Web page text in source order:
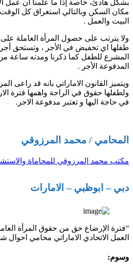
بشكل هادئ، خاصة إذا ما علمنا ان عمل
مكان السكن وبالتالي استغراق كل
البيت والعمل .
ولا يترتب على حصول المرأة العاملة
طفلها اي تخفيض في الأجر ، وتستحق
المشرع للطفل كما ذكرنا ومدته
المدفوعة الأجر .
ويتميز القانون الاماراتي بانه قد راعى
ولطفلها حقوق في الراحة واهمها فترة
في حاجة اليها و تعتبر مدفوعة الاجر.
المحامي / محمد المرزوقي
مكتب محمد المرزوقي للمحاماة
دبي – ابوظبي – الامارات
“فترة الإرضاع حق من حقوق المرأة
العمل الاتحادي الاماراتي محامي احوال
وسوم: